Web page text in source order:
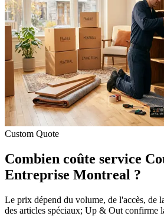
Custom Quote
Combien coûte service
Entreprise Montreal ?
Le prix dépend du volume, de l'accès, de
des articles spéciaux; Up & Out confirme